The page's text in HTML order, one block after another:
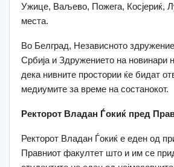
Ужице, Ваљево, Пожега, Косјериќ,
места.
Во Белград, Независното
Србија и Здружението на новинари
дека нивните простории ќе бидат
медиумите за време на состанокот.
Ректорот Владан Ѓокиќ пред
Ректорот Владан Ѓокиќ е еден од
Правниот факултет што и им се